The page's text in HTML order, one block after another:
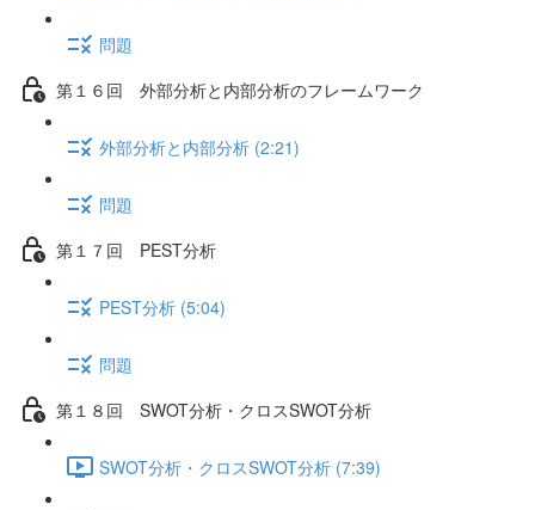
問題
第１６回 外部分析と内部分析のフレームワーク
外部分析と内部分析 (2:21)
問題
第１７回 PEST分析
PEST分析 (5:04)
問題
第１８回 SWOT分析・クロスSWOT分析
SWOT分析・クロスSWOT分析 (7:39)